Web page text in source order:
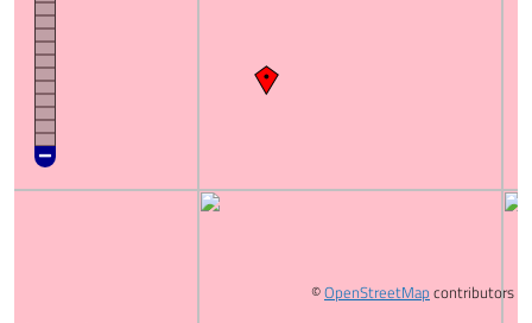
©OpenStreetMap contributors